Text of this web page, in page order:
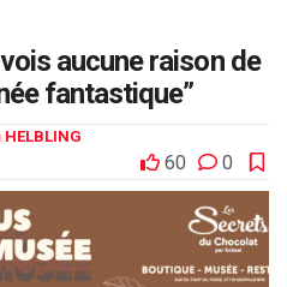
vois aucune raison de
fantastique”
60 0